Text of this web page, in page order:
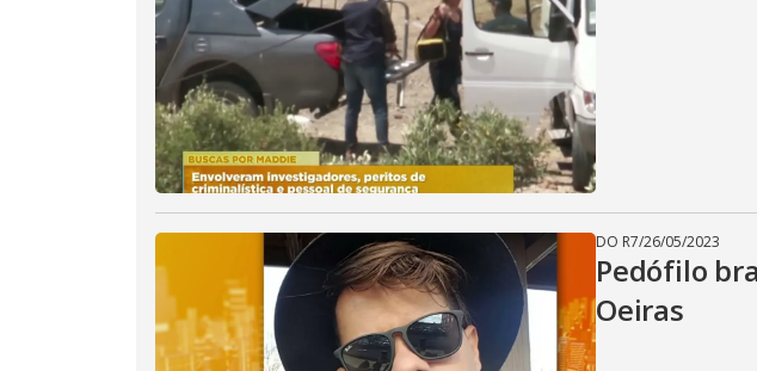
DO R7/26/05/2023
Pedófilo
Oeiras